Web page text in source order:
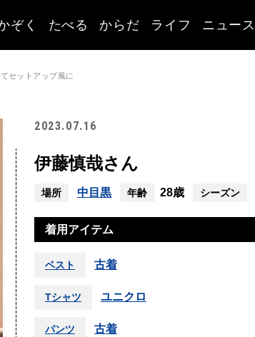
ぞく たべる からだ ライフ ニュース
セットアップ風に
2023.07.16
伊藤慎哉さん
場所 中目黒 年齢 28歳 シーズン
着用アイテム
ベスト 古着
Tシャツ ユニクロ
パンツ 古着